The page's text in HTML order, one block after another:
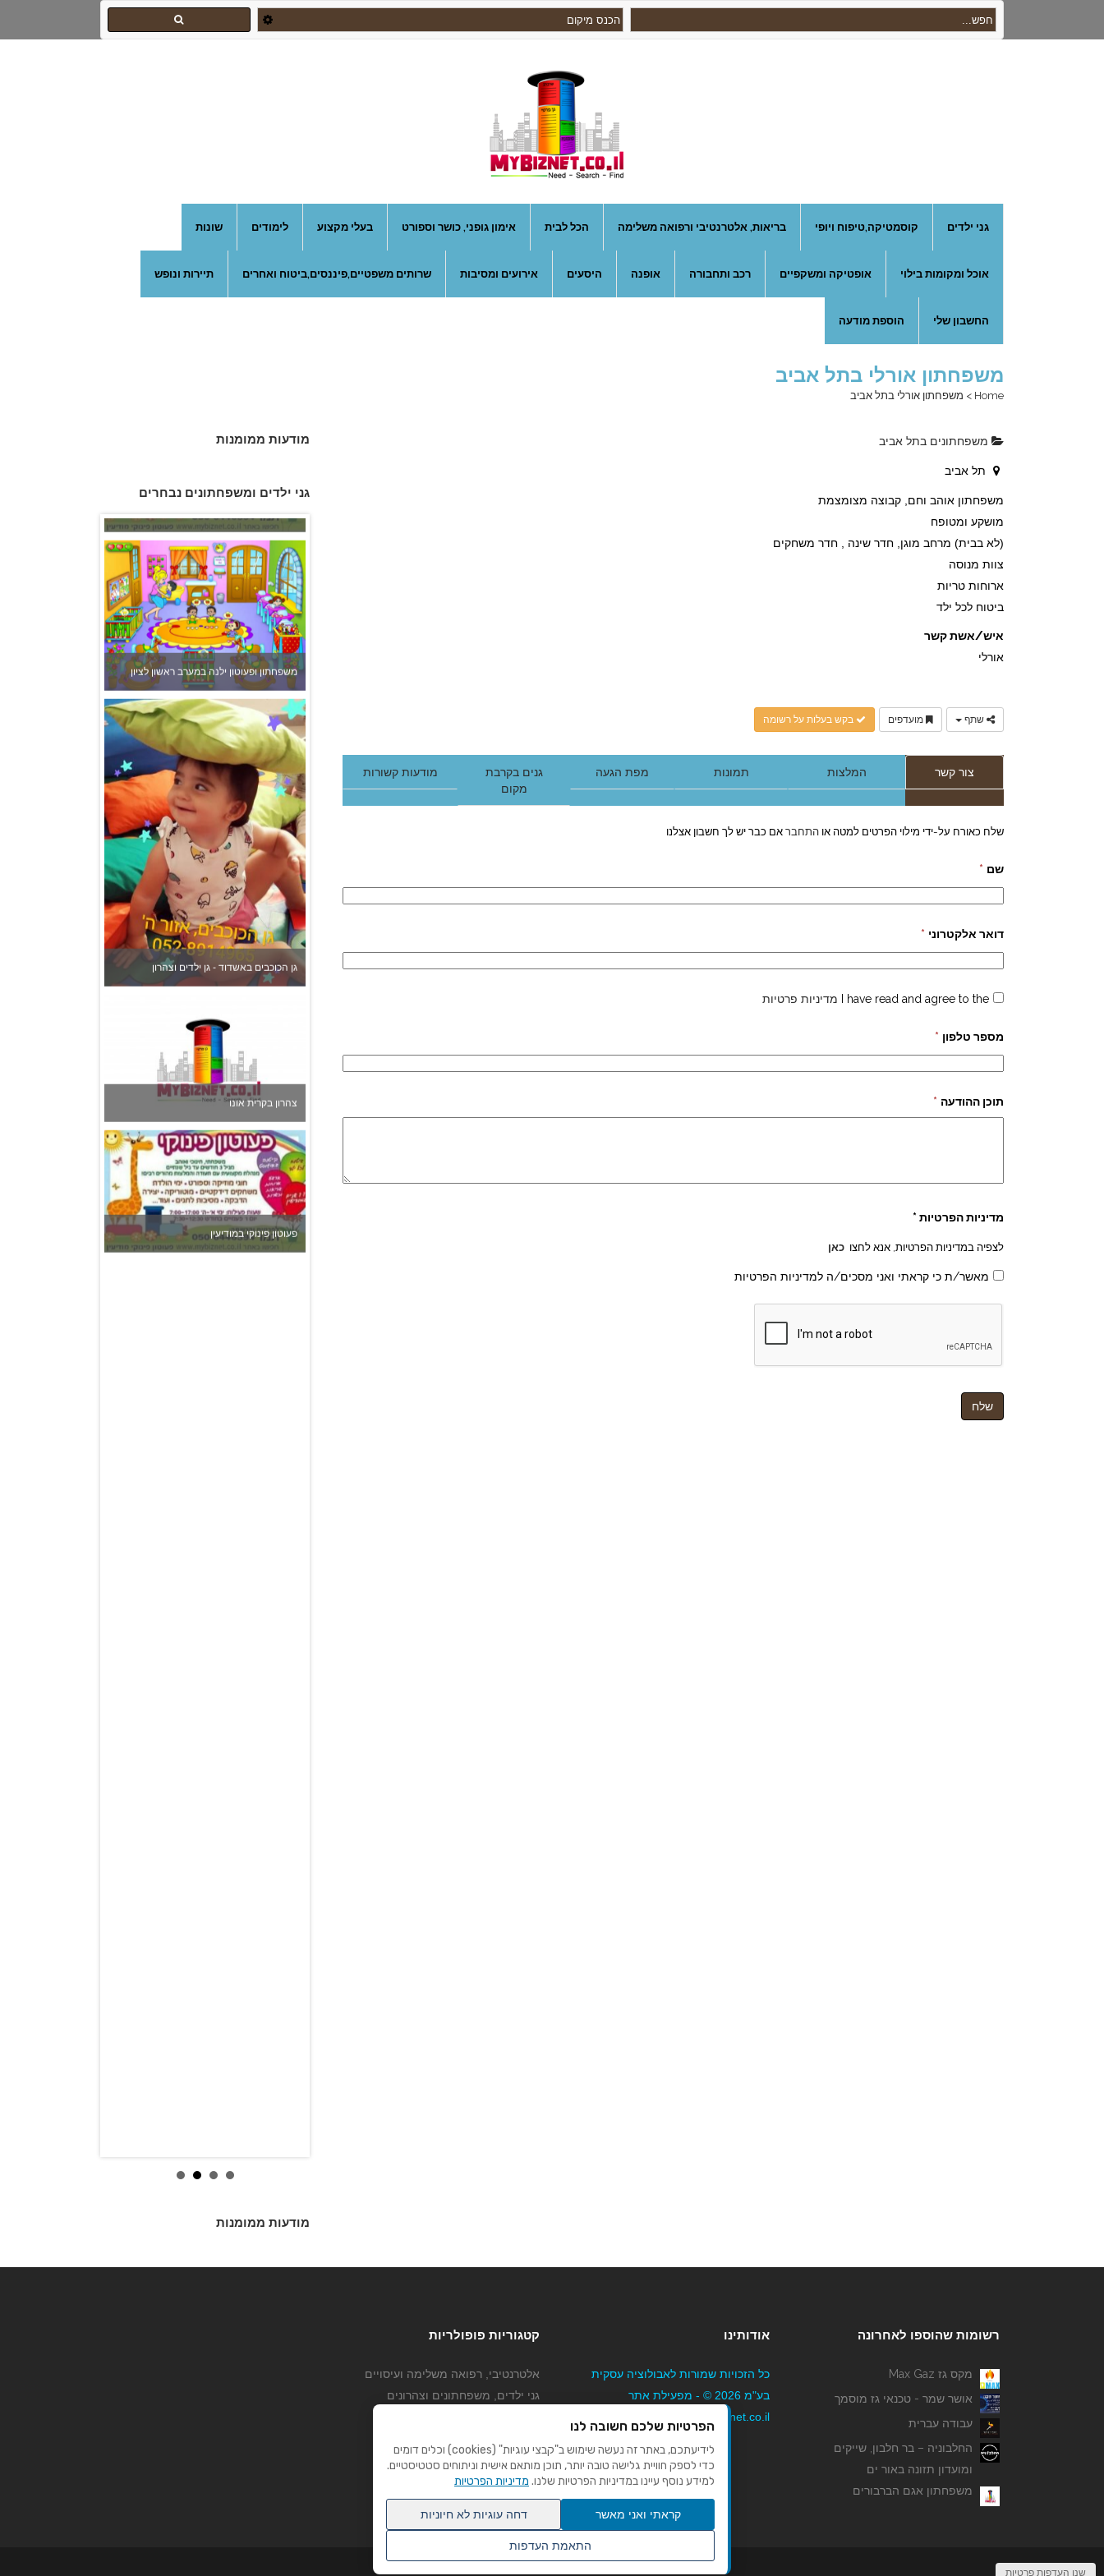
גני ילדים קוסמטיקה,טיפוח ויופי בריאות, אלטרנטיבי ורפואה משלימה הכל לבית אימון גופני, כושר וספורט בעלי מקצוע לימודים שונות
אוכל ומקומות בילוי אופטיקה ומשקפיים רכב ותחבורה אופנה היסעים אירועים ומסיבות שרותים משפטיים,פיננסים,ביטוח ואחרים תיירות ונופש
החשבון שלי הוספת מודעה
משפחתון אורלי בתל אביב
Home
> משפחתון אורלי בתל אביב
משפחתונים בתל אביב
תל אביב
משפחתון אוהב וחם, קבוצה מצומצמת
מושקע ומטופח
(לא בבית) מרחב מוגן, חדר שינה , חדר משחקים
צוות מנוסה
ארוחות טריות
ביטוח לכל ילד
איש/אשת קשר
אורלי
שתף מועדפים בקש בעלות על רשומה
צור קשר המלצות תמונות מפת הגעה
גנים בקרבת
מקום
מודעות קשורות
שלח כאורח על-ידי מילוי הפרטים למטה או התחבראם כבר יש לך חשבון אצלנו
שם *
דואר אלקטרוני *
I have read and agree to the מדיניות פרטיות
מספר טלפון *
תוכן ההודעה *
מדיניות הפרטיות *
לצפיה במדיניות הפרטיות, אנא לחצו כאן
מאשר/ת כי קראתי ואני מסכים/ה למדיניות הפרטיות
מודעות ממומנות
גני ילדים ומשפחתונים נבחרים
פעוטון פינוקי במודיעין
משפחתון ופעוטון ילנה במערב ראשון לציון
גן הכוכבים באשדוד - גן ילדים וצהרון
צהרון בקרית אונו
פעוטון פינוקי במודיעין
מודעות ממומנות
רשומות שהוספו לאחרונה
מקס גז Max Gaz
אושר שמר - טכנאי גז מוסמך
עבודה עברית
החלבוניה – בר חלבון, שייקים
ומועדון תזונה באור ים
משפחתון אגם הברבורים
אודותינו
כל הזכויות שמורות לאבולוציה עסקית
בע"מ 2026 © - מפעילת אתר
Mybiznet.co.il
קטגוריות פופולריות
אלטרנטיבי, רפואה משלימה ועיסויים
גני ילדים, משפחתונים וצהרונים
הפרטיות שלכם חשובה לנו
לידיעתכם, באתר זה נעשה שימוש ב"קבצי עוגיות" (cookies) וכלים דומים
כדי לספק חוויית גלישה טובה יותר, תוכן מותאם אישית וניתוחים סטטיסטיים.
למידע נוסף עיינו במדיניות הפרטיות שלנו. מדיניות הפרטיות
קראתי ואני מאשר דחה עוגיות לא חיוניות
התאמת העדפות
שנו העדפות פרטיות